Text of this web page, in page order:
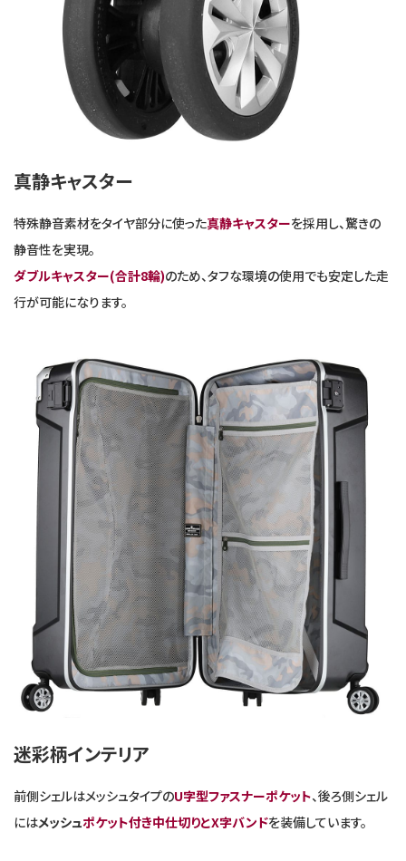
真静キャスター
特殊静音素材をタイヤ部分に使った真静キャスターを採用し、驚きの
静音性を実現。
ダブルキャスター(合計8輪)のため、タフな環境の使用でも安定した走
行が可能になります。
迷彩柄インテリア
前側シェルはメッシュタイプのU字型ファスナーポケット、後ろ側シェル
にはメッシュポケット付き中仕切りとX字バンドを装備しています。